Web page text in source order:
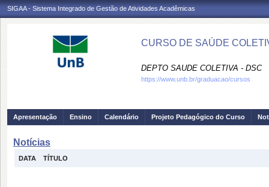
SIGAA - Sistema Integrado de Gestão de Atividades Acadêmicas
CURSO DE SAÚDE
DEPTO SAUDE COLETIVA - DSC
https://www.unb.br/graduacao/cursos
Apresentação Ensino Calendário Projeto Pedagógico do Curso
Notícias
DATA TÍTULO